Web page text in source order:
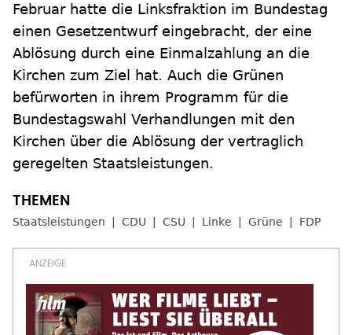
Februar hatte die Linksfraktion im Bundestag
einen Gesetzentwurf eingebracht, der eine
Ablösung durch eine Einmalzahlung an die
Kirchen zum Ziel hat. Auch die Grünen
befürworten in ihrem Programm für die
Bundestagswahl Verhandlungen mit den
Kirchen über die Ablösung der vertraglich
geregelten Staatsleistungen.
Staatsleistungen CDU CSU Linke Grüne FDP